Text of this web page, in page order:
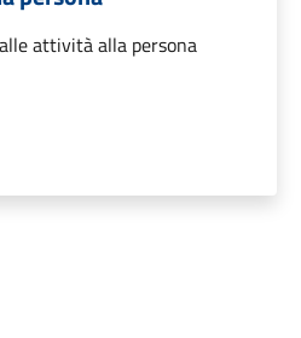
attività alla persona